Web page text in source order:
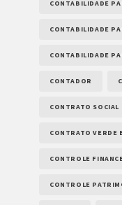
CONTABILIDADE
CONTABILIDADE
CONTABILIDADE
CONTADOR
CONTRATO SOCIAL
CONTRATO VERDE
CONTROLE
CONTROLE